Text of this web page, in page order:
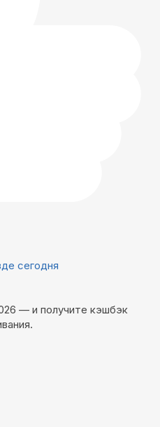
сегодня
— и получите кэшбэк